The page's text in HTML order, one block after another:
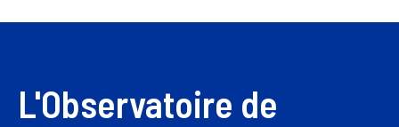
L'Observatoire de